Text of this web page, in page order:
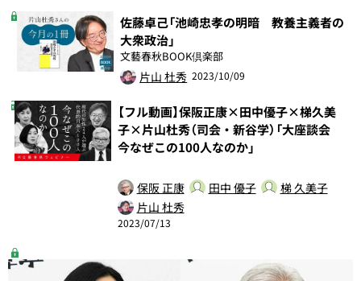
佐藤卓己「池崎忠孝の明暗 教養主義者の
大衆政治」
文藝春秋BOOK倶楽部
片山 杜秀 2023/10/09
【フル動画】保阪正康×田中優子×梯久美
子×片山杜秀（司会・新谷学）「大座談会
今なぜこの100人なのか」
保阪 正康 田中 優子
梯 久美子
片山 杜秀
2023/07/13